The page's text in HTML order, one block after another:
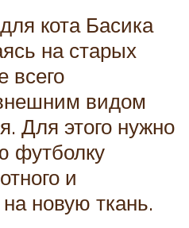
кота Басика
на старых
всего
видом
Для этого нужно
футболку
и
новую ткань.